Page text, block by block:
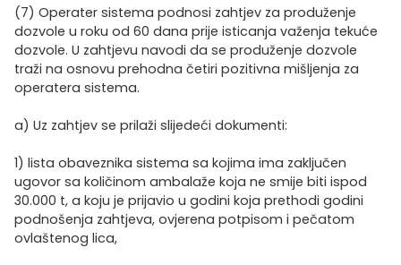
(7) Operater sistema podnosi zahtjev za produženje
dozvole u roku od 60 dana prije isticanja važenja tekuće
dozvole. U zahtjevu navodi da se produženje dozvole
traži na osnovu prehodna četiri pozitivna mišljenja za
operatera sistema.
a) Uz zahtjev se prilaži slijedeći dokumenti:
1) lista obaveznika sistema sa kojima ima zaključen
ugovor sa količinom ambalaže koja ne smije biti ispod
30.000 t, a koju je prijavio u godini koja prethodi godini
podnošenja zahtjeva, ovjerena potpisom i pečatom
ovlaštenog lica,